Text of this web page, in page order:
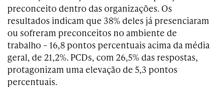
preconceito dentro das organizações. Os
resultados indicam que 38% deles já presenciaram
ou sofreram preconceitos no ambiente de
trabalho – 16,8 pontos percentuais acima da média
geral, de 21,2%. PCDs, com 26,5% das respostas,
protagonizam uma elevação de 5,3 pontos
percentuais.